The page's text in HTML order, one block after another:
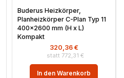
Buderus Heizkörper,
Planheizkörper C-Plan Typ 11
400×2600 mm (H x L)
Kompakt
772,31 €
320,36 €
In den Warenkorb